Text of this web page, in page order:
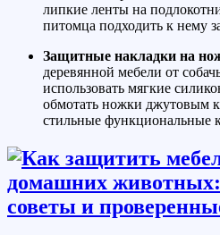
липкие ленты на
питомца подходить к нему
Защитные накладки на
деревянной мебели от
использовать мягкие
обмотать ножки джутовым
стильные функциональные